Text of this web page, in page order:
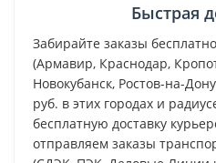
Быстрая
Забирайте заказы
(Армавир, Краснодар,
Новокубанск, Ростов-на-
руб. в этих городах и
бесплатную доставку
отправляем заказы